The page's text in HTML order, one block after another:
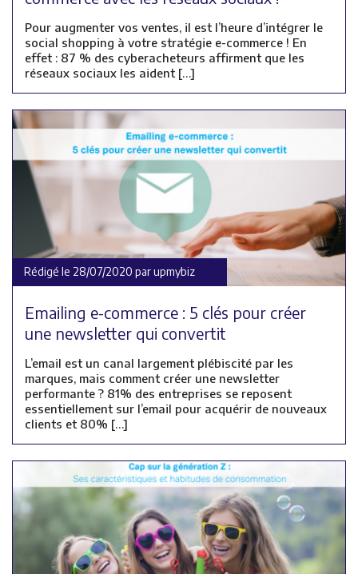
Pour augmenter vos ventes, il est l’heure d’intégrer le
social shopping à votre stratégie e-commerce ! En
effet : 87 % des cyberacheteurs affirment que les
réseaux sociaux les aident […]
Rédigé le 28/07/2020 par upmybiz
Emailing e-commerce : 5 clés pour créer
une newsletter qui convertit
L’email est un canal largement plébiscité par les
marques, mais comment créer une newsletter
performante ? 81% des entreprises se reposent
essentiellement sur l’email pour acquérir de nouveaux
clients et 80% […]